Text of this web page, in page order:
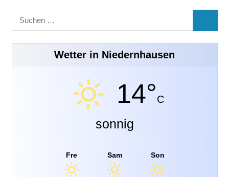
Suchen
nach:
Wetter in Niedernhausen
14°C
sonnig
Fre Sam Son